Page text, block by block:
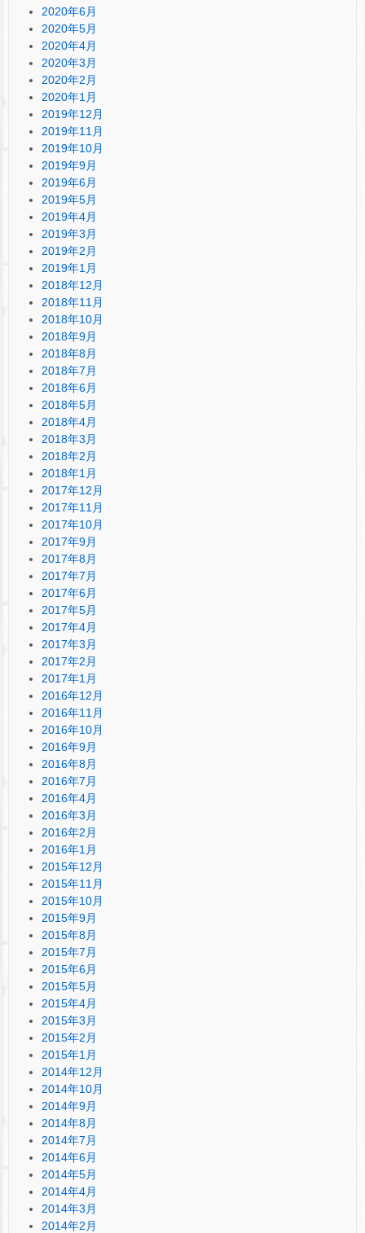
2020年6月
2020年5月
2020年4月
2020年3月
2020年2月
2020年1月
2019年12月
2019年11月
2019年10月
2019年9月
2019年6月
2019年5月
2019年4月
2019年3月
2019年2月
2019年1月
2018年12月
2018年11月
2018年10月
2018年9月
2018年8月
2018年7月
2018年6月
2018年5月
2018年4月
2018年3月
2018年2月
2018年1月
2017年12月
2017年11月
2017年10月
2017年9月
2017年8月
2017年7月
2017年6月
2017年5月
2017年4月
2017年3月
2017年2月
2017年1月
2016年12月
2016年11月
2016年10月
2016年9月
2016年8月
2016年7月
2016年4月
2016年3月
2016年2月
2016年1月
2015年12月
2015年11月
2015年10月
2015年9月
2015年8月
2015年7月
2015年6月
2015年5月
2015年4月
2015年3月
2015年2月
2015年1月
2014年12月
2014年10月
2014年9月
2014年8月
2014年7月
2014年6月
2014年5月
2014年4月
2014年3月
2014年2月